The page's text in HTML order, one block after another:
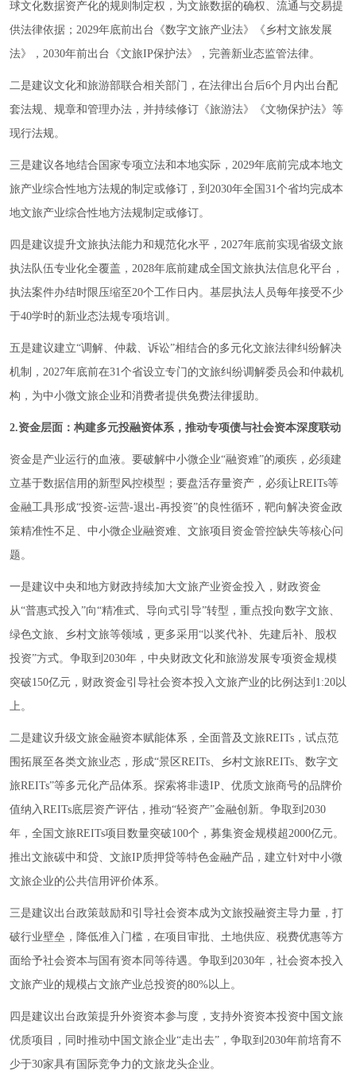
球文化数据资产化的规则制定权，为文旅数据的确权、流通与交易提
供法律依据；2029年底前出台《数字文旅产业法》《乡村文旅发展
法》，2030年前出台《文旅IP保护法》，完善新业态监管法律。
二是建议文化和旅游部联合相关部门，在法律出台后6个月内出台配
套法规、规章和管理办法，并持续修订《旅游法》《文物保护法》等
现行法规。
三是建议各地结合国家专项立法和本地实际，2029年底前完成本地文
旅产业综合性地方法规的制定或修订，到2030年全国31个省均完成本
地文旅产业综合性地方法规制定或修订。
四是建议提升文旅执法能力和规范化水平，2027年底前实现省级文旅
执法队伍专业化全覆盖，2028年底前建成全国文旅执法信息化平台，
执法案件办结时限压缩至20个工作日内。基层执法人员每年接受不少
于40学时的新业态法规专项培训。
五是建议建立“调解、仲裁、诉讼”相结合的多元化文旅法律纠纷解决
机制，2027年底前在31个省设立专门的文旅纠纷调解委员会和仲裁机
构，为中小微文旅企业和消费者提供免费法律援助。
2.资金层面：构建多元投融资体系，推动专项债与社会资本深度联动
资金是产业运行的血液。要破解中小微企业“融资难”的顽疾，必须建
立基于数据信用的新型风控模型；要盘活存量资产，必须让REITs等
金融工具形成“投资-运营-退出-再投资”的良性循环，靶向解决资金政
策精准性不足、中小微企业融资难、文旅项目资金管控缺失等核心问
题。
一是建议中央和地方财政持续加大文旅产业资金投入，财政资金
从“普惠式投入”向“精准式、导向式引导”转型，重点投向数字文旅、
绿色文旅、乡村文旅等领域，更多采用“以奖代补、先建后补、股权
投资”方式。争取到2030年，中央财政文化和旅游发展专项资金规模
突破150亿元，财政资金引导社会资本投入文旅产业的比例达到1:20以
上。
二是建议升级文旅金融资本赋能体系，全面普及文旅REITs，试点范
围拓展至各类文旅业态，形成“景区REITs、乡村文旅REITs、数字文
旅REITs”等多元化产品体系。探索将非遗IP、优质文旅商号的品牌价
值纳入REITs底层资产评估，推动“轻资产”金融创新。争取到2030
年，全国文旅REITs项目数量突破100个，募集资金规模超2000亿元。
推出文旅碳中和贷、文旅IP质押贷等特色金融产品，建立针对中小微
文旅企业的公共信用评价体系。
三是建议出台政策鼓励和引导社会资本成为文旅投融资主导力量，打
破行业壁垒，降低准入门槛，在项目审批、土地供应、税费优惠等方
面给予社会资本与国有资本同等待遇。争取到2030年，社会资本投入
文旅产业的规模占文旅产业总投资的80%以上。
四是建议出台政策提升外资资本参与度，支持外资资本投资中国文旅
优质项目，同时推动中国文旅企业“走出去”，争取到2030年前培育不
少于30家具有国际竞争力的文旅龙头企业。